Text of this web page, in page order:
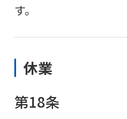
す。
休業
第18条